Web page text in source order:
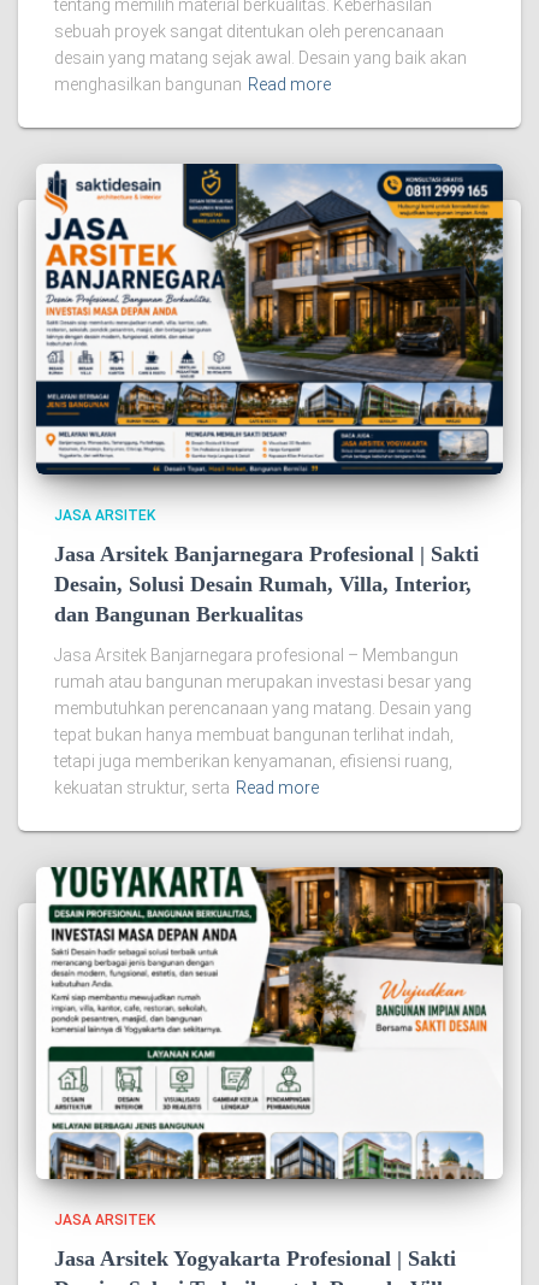
tentang memilih material berkualitas. Keberhasilan
sebuah proyek sangat ditentukan oleh perencanaan
desain yang matang sejak awal. Desain yang baik akan
menghasilkan bangunan Read more
JASA ARSITEK
Jasa Arsitek Banjarnegara Profesional | Sakti
Desain, Solusi Desain Rumah, Villa, Interior,
dan Bangunan Berkualitas
Jasa Arsitek Banjarnegara profesional – Membangun
rumah atau bangunan merupakan investasi besar yang
membutuhkan perencanaan yang matang. Desain yang
tepat bukan hanya membuat bangunan terlihat indah,
tetapi juga memberikan kenyamanan, efisiensi ruang,
kekuatan struktur, serta Read more
JASA ARSITEK
Jasa Arsitek Yogyakarta Profesional | Sakti